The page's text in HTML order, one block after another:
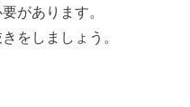
があります。
をしましょう。